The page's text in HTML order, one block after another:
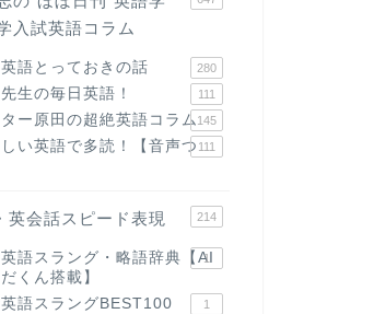
入試英語コラム
語とっておきの話 280
生の毎日英語！ 111
ター原田の超絶英語コラム145
い英語で多読！【音声つ 111
英会話スピード表現 214
語スラング・略語辞典【AI
くん搭載】
1
語スラングBEST100
1